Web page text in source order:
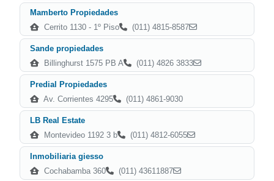
Mamberto Propiedades
Cerrito 1130 - 1º Piso
(011) 4815-8587
Sande propiedades
Billinghurst 1575 PB A
(011) 4826 3833
Predial Propiedades
Av. Corrientes 4295
(011) 4861-9030
LB Real Estate
Montevideo 1192 3 b
(011) 4812-6055
Inmobiliaria giesso
Cochabamba 360
(011) 43611887